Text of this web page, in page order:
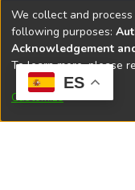
ES Soporte
We collect and
following purposes:
Acknowledgement
To learn more, please
Customize